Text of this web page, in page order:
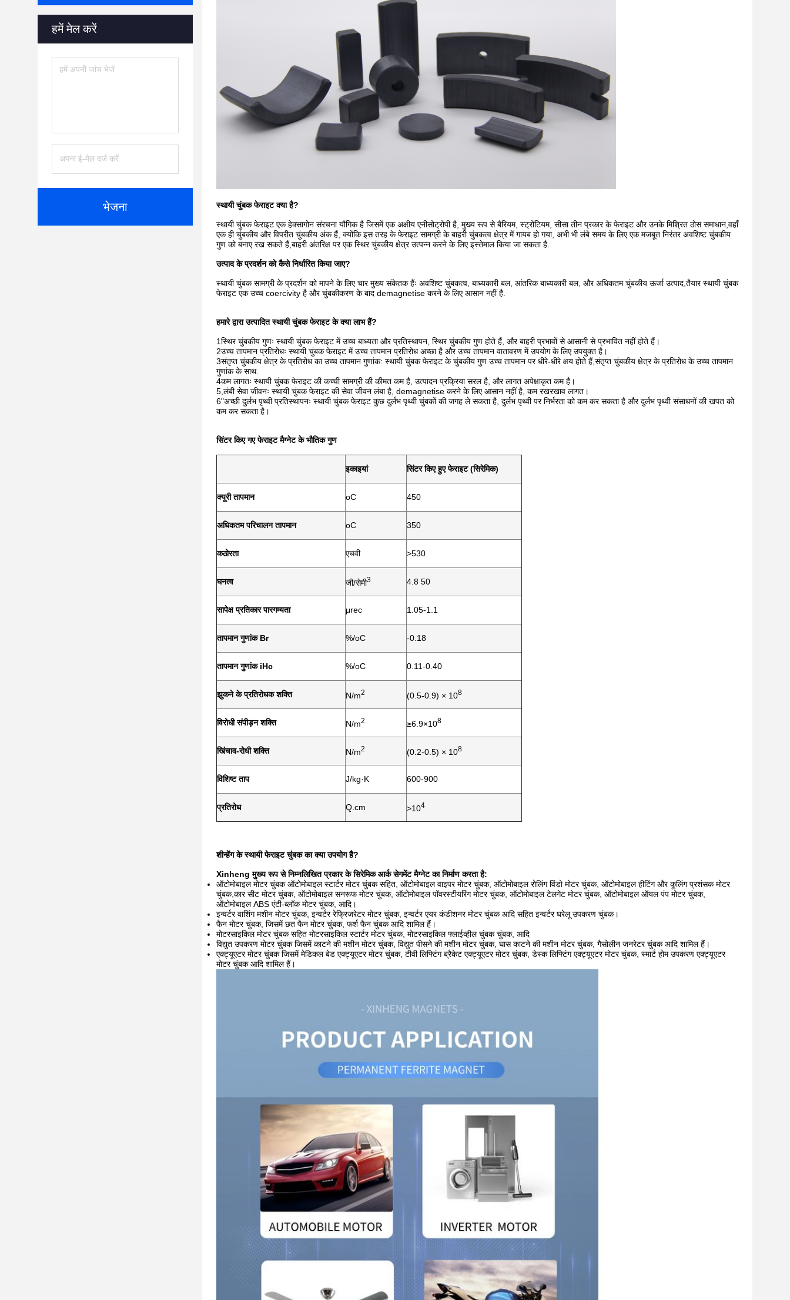
हमें मेल करें
भेजना स्थायी चुंबक फेराइट क्या है?
स्थायी चुंबक फेराइट एक हेक्सागोन संरचना यौगिक है जिसमें एक अक्षीय एनीसोट्रोपी है, मुख्य रूप से बैरियम, स्ट्रोंटियम, सीसा तीन प्रकार के फेराइट और उनके मिश्रित ठोस समाधान,वहाँ
एक ही चुंबकीय और विपरीत चुंबकीय अंक हैं, क्योंकि इस तरह के फेराइट सामग्री के बाहरी चुंबकत्व क्षेत्र में गायब हो गया, अभी भी लंबे समय के लिए एक मजबूत निरंतर अवशिष्ट चुंबकीय
गुण को बनाए रख सकते हैं,बाहरी अंतरिक्ष पर एक स्थिर चुंबकीय क्षेत्र उत्पन्न करने के लिए इस्तेमाल किया जा सकता है.
उत्पाद के प्रदर्शन को कैसे निर्धारित किया जाए?
स्थायी चुंबक सामग्री के प्रदर्शन को मापने के लिए चार मुख्य संकेतक हैंः अवशिष्ट चुंबकत्व, बाध्यकारी बल, आंतरिक बाध्यकारी बल, और अधिकतम चुंबकीय ऊर्जा उत्पाद,तैयार स्थायी चुंबक
फेराइट एक उच्च coercivity है और चुंबकीकरण के बाद demagnetise करने के लिए आसान नहीं है.
हमारे द्वारा उत्पादित स्थायी चुंबक फेराइट के क्या लाभ हैं?
1स्थिर चुंबकीय गुणः स्थायी चुंबक फेराइट में उच्च बाध्यता और प्रतिस्थापन, स्थिर चुंबकीय गुण होते हैं, और बाहरी प्रभावों से आसानी से प्रभावित नहीं होते हैं।
2उच्च तापमान प्रतिरोधः स्थायी चुंबक फेराइट में उच्च तापमान प्रतिरोध अच्छा है और उच्च तापमान वातावरण में उपयोग के लिए उपयुक्त है।
3संतृप्त चुंबकीय क्षेत्र के प्रतिरोध का उच्च तापमान गुणांक: स्थायी चुंबक फेराइट के चुंबकीय गुण उच्च तापमान पर धीरे-धीरे क्षय होते हैं,संतृप्त चुंबकीय क्षेत्र के प्रतिरोध के उच्च तापमान
गुणांक के साथ.
4कम लागतः स्थायी चुंबक फेराइट की कच्ची सामग्री की कीमत कम है, उत्पादन प्रक्रिया सरल है, और लागत अपेक्षाकृत कम है।
5,लंबी सेवा जीवनः स्थायी चुंबक फेराइट की सेवा जीवन लंबा है, demagnetise करने के लिए आसान नहीं है, कम रखरखाव लागत।
6"अच्छी दुर्लभ पृथ्वी प्रतिस्थापनः स्थायी चुंबक फेराइट कुछ दुर्लभ पृथ्वी चुंबकों की जगह ले सकता है, दुर्लभ पृथ्वी पर निर्भरता को कम कर सकता है और दुर्लभ पृथ्वी संसाधनों की खपत को
कम कर सकता है।
सिंटर किए गए फेराइट मैग्नेट के भौतिक गुण
इकाइयां सिंटर किए हुए फेराइट (सिरेमिक)
क्यूरी तापमान oC 450
अधिकतम परिचालन तापमान oC 350
कठोरता एचवी >530
घनत्व जी/सेमी3 4.8 50
सापेक्ष प्रतिकार पारगम्यता μrec 1.05-1.1
तापमान गुणांक Br %/oC -0.18
तापमान गुणांक iHc %/oC 0.11-0.40
झुकने के प्रतिरोधक शक्ति N/m2 (0.5-0.9) × 108
विरोधी संपीड़न शक्ति N/m2 ≥6.9×108
खिंचाव-रोधी शक्ति N/m2 (0.2-0.5) × 108
विशिष्ट ताप J/kg·K 600-900
प्रतिरोध Q.cm >104
शीन्हेंग के स्थायी फेराइट चुंबक का क्या उपयोग है?
Xinheng मुख्य रूप से निम्नलिखित प्रकार के सिरेमिक आर्क सेगमेंट मैग्नेट का निर्माण करता है:
ऑटोमोबाइल मोटर चुंबक ऑटोमोबाइल स्टार्टर मोटर चुंबक सहित, ऑटोमोबाइल वाइपर मोटर चुंबक, ऑटोमोबाइल रोलिंग विंडो मोटर चुंबक, ऑटोमोबाइल हीटिंग और कूलिंग प्रशंसक मोटर
चुंबक,कार सीट मोटर चुंबक, ऑटोमोबाइल सनरूफ मोटर चुंबक, ऑटोमोबाइल पॉवरस्टीयरिंग मोटर चुंबक, ऑटोमोबाइल टेलगेट मोटर चुंबक, ऑटोमोबाइल ऑयल पंप मोटर चुंबक,
ऑटोमोबाइल ABS एंटी-ब्लॉक मोटर चुंबक, आदि।
इन्वर्टर वाशिंग मशीन मोटर चुंबक, इन्वर्टर रेफ्रिजरेटर मोटर चुंबक, इन्वर्टर एयर कंडीशनर मोटर चुंबक आदि सहित इन्वर्टर घरेलू उपकरण चुंबक।
फैन मोटर चुंबक, जिसमें छत फैन मोटर चुंबक, फर्श फैन चुंबक आदि शामिल हैं।
मोटरसाइकिल मोटर चुंबक सहित मोटरसाइकिल स्टार्टर मोटर चुंबक, मोटरसाइकिल फ्लाईव्हील चुंबक चुंबक, आदि
विद्युत उपकरण मोटर चुंबक जिसमें काटने की मशीन मोटर चुंबक, विद्युत पीसने की मशीन मोटर चुंबक, घास काटने की मशीन मोटर चुंबक, गैसोलीन जनरेटर चुंबक आदि शामिल हैं।
एक्ट्यूएटर मोटर चुंबक जिसमें मेडिकल बेड एक्ट्यूएटर मोटर चुंबक, टीवी लिफ्टिंग ब्रैकेट एक्ट्यूएटर मोटर चुंबक, डेस्क लिफ्टिंग एक्ट्यूएटर मोटर चुंबक, स्मार्ट होम उपकरण एक्ट्यूएटर
मोटर चुंबक आदि शामिल हैं।